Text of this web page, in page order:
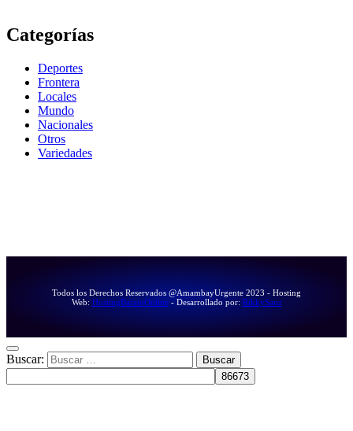
Categorías
Deportes
Frontera
Locales
Mundo
Nacionales
Otros
Variedades
Todos los Derechos Reservados @AmambayUrgente 2023 - Hosting
Web: HostingBaratoOnline- Desarrollado por: RikkySanz
Buscar: